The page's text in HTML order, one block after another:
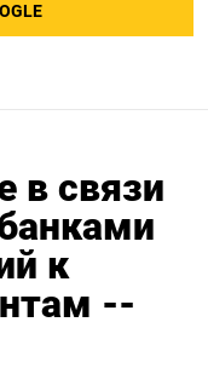
в связи
к
--